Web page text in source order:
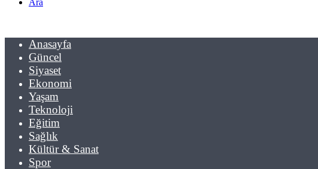
Ara
Anasayfa
Güncel
Siyaset
Ekonomi
Yaşam
Teknoloji
Eğitim
Sağlık
Kültür & Sanat
Spor